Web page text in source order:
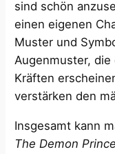
sind schön
einen eigenen
Muster und
Augenmuster,
Kräften
verstärken den
Insgesamt kann
The Demon